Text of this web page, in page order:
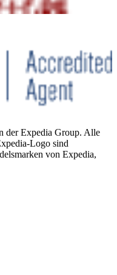
der Expedia Group. Alle
Logo sind
von Expedia,